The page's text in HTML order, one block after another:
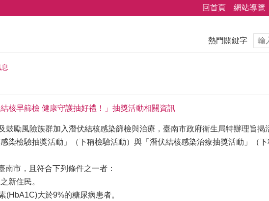
回首頁 網站導覽
熱門關鍵字
核早篩檢 健康守護抽好禮！」抽獎活動相關資訊
鼓勵風險族群加入潛伏結核感染篩檢與治療，臺南市政府衛生局特辦理旨揭
染檢驗抽獎活動」（下稱檢驗活動）與「潛伏結核感染治療抽獎活動」（
南市，且符合下列條件之一者：
新住民。
(HbA1C)大於9%的糖尿病患者。